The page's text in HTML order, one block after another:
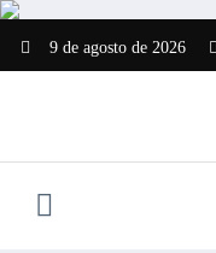
Pular
para
o
9 de agosto de 2026